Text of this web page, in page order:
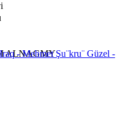
ALNAGMY
- Mehmet Şu¨kru¨ Güzel -